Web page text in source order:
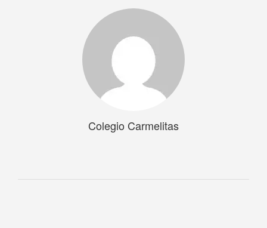
Colegio Carmelitas